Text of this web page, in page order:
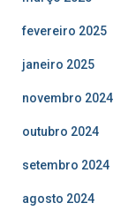
fevereiro 2025
janeiro 2025
novembro 2024
outubro 2024
setembro 2024
agosto 2024